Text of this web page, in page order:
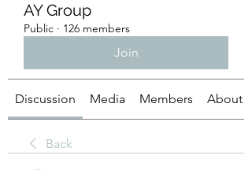
AY Group
Public · 126 members
Join
Discussion Media Members About
Back